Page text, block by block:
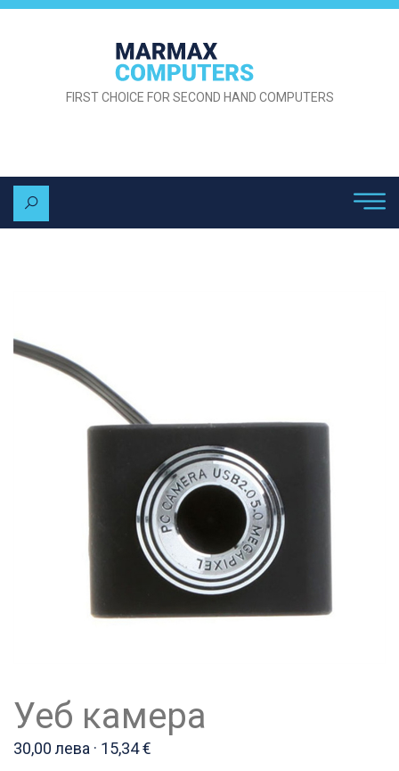
FIRST CHOICE FOR SECOND HAND COMPUTERS
Уеб камера
30,00 лева · 15,34 €